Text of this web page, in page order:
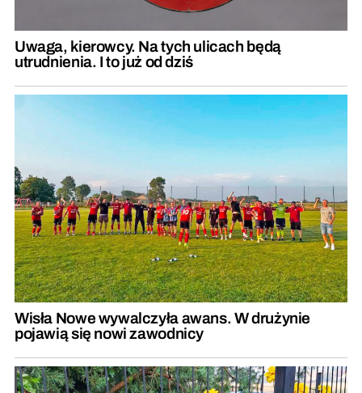
Uwaga, kierowcy. Na tych ulicach będą
utrudnienia. I to już od dziś
Wisła Nowe wywalczyła awans. W drużynie
pojawią się nowi zawodnicy